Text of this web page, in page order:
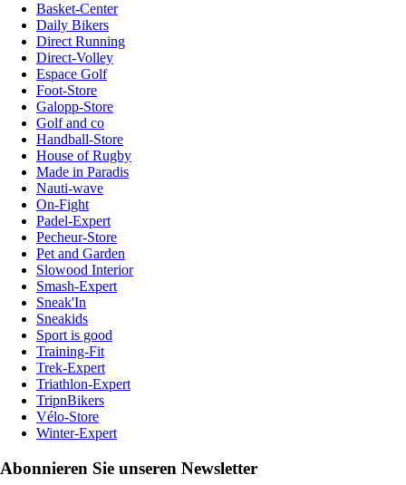
Basket-Center
Daily Bikers
Direct Running
Direct-Volley
Espace Golf
Foot-Store
Galopp-Store
Golf and co
Handball-Store
House of Rugby
Made in Paradis
Nauti-wave
On-Fight
Padel-Expert
Pecheur-Store
Pet and Garden
Slowood Interior
Smash-Expert
Sneak'In
Sneakids
Sport is good
Training-Fit
Trek-Expert
Triathlon-Expert
TripnBikers
Vélo-Store
Winter-Expert
Abonnieren Sie unseren Newsletter